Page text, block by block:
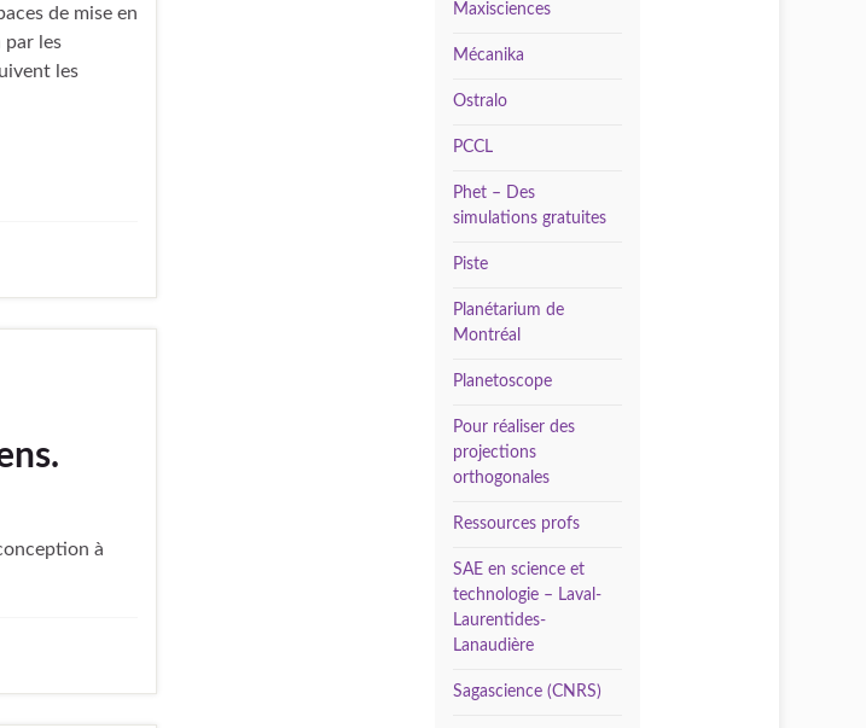
de mise en
par les
les
à
Maxisciences
Mécanika
Ostralo
PCCL
Phet – Des
simulations gratuites
Piste
Planétarium de
Montréal
Planetoscope
Pour réaliser des
projections
orthogonales
Ressources profs
SAE en science et
technologie – Laval-
Laurentides-
Lanaudière
Sagascience (CNRS)